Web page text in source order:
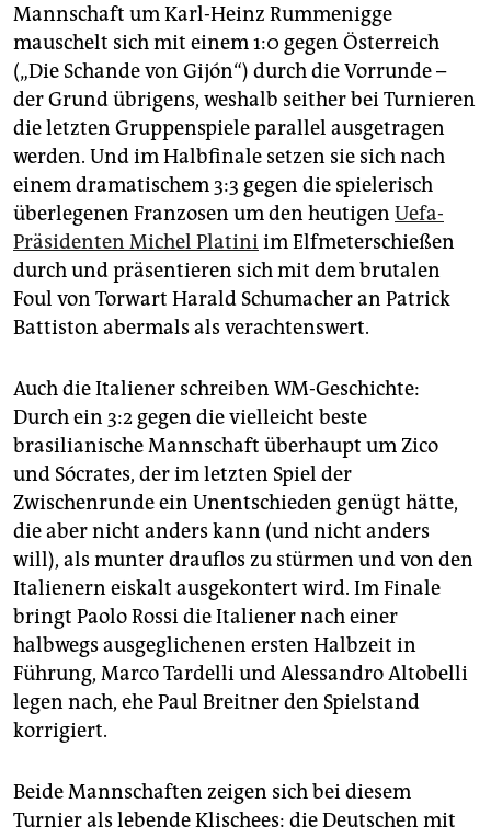
Mannschaft um Karl-Heinz Rummenigge
mauschelt sich mit einem 1:0 gegen Österreich
(„Die Schande von Gijón“) durch die Vorrunde –
der Grund übrigens, weshalb seither bei Turnieren
die letzten Gruppenspiele parallel ausgetragen
werden. Und im Halbfinale setzen sie sich nach
einem dramatischem 3:3 gegen die spielerisch
überlegenen Franzosen um den heutigen Uefa-
Präsidenten Michel Platiniim Elfmeterschießen
durch und präsentieren sich mit dem brutalen
Foul von Torwart Harald Schumacher an Patrick
Battiston abermals als verachtenswert.
Auch die Italiener schreiben WM-Geschichte:
Durch ein 3:2 gegen die vielleicht beste
brasilianische Mannschaft überhaupt um Zico
und Sócrates, der im letzten Spiel der
Zwischenrunde ein Unentschieden genügt hätte,
die aber nicht anders kann (und nicht anders
will), als munter drauflos zu stürmen und von den
Italienern eiskalt ausgekontert wird. Im Finale
bringt Paolo Rossi die Italiener nach einer
halbwegs ausgeglichenen ersten Halbzeit in
Führung, Marco Tardelli und Alessandro Altobelli
legen nach, ehe Paul Breitner den Spielstand
korrigiert.
Beide Mannschaften zeigen sich bei diesem
Turnier als lebende Klischees: die Deutschen mit